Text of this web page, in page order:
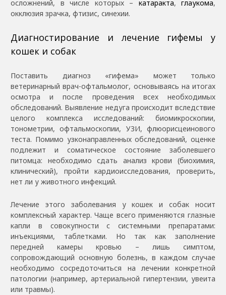
осложнений, в числе которых – катаракта, глаукома,
окклюзия зрачка, фтизис, синехии.
Диагностирование и лечение гифемы у
кошек и собак
Поставить диагноз «гифема» может только
ветеринарный врач-офтальмолог, основываясь на итогах
осмотра и после проведения всех необходимых
обследований. Выявление недуга происходит вследствие
целого комплекса исследований: биомикроскопии,
тонометрии, офтальмоскопии, УЗИ, флюорисцеинового
теста. Помимо узконаправленных обследований, оценке
подлежит и соматическое состояние заболевшего
питомца: необходимо сдать анализ крови (биохимия,
клинический), пройти кардиоисследования, проверить,
нет ли у животного инфекций.
Лечение этого заболевания у кошек и собак носит
комплексный характер. Чаще всего применяются глазные
капли в совокупности с системными препаратами:
инъекциями, таблетками. Но так как заполнение
передней камеры кровью – лишь симптом,
сопровождающий основную болезнь, в каждом случае
необходимо сосредоточиться на лечении конкретной
патологии (например, артериальной гипертензии, увеита
или травмы).